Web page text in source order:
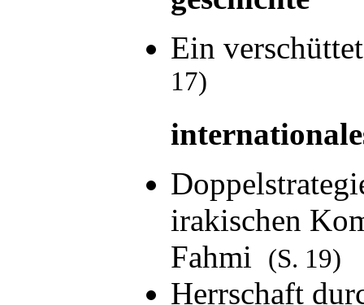
Ein
17)
irakischen
Fahmi
(S. 19)
Herrschaft